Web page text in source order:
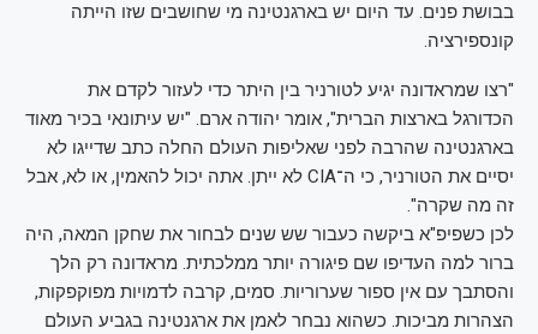
בבושת פנים. עד היום יש בארגנטינה מי שחושבים שזו הייתה
קונספירציה.
"רצו שמראדונה יגיע לטורניר בין היתר כדי לעזור לקדם את
הכדורגל בארצות הברית", אומר יהודה ארם. "יש עיתונאי בכיר מאוד
בארגנטינה שהרבה לפני שאליפות העולם החלה כתב שדייגו לא
יסיים את הטורניר, כי ה־CIA לא ייתן. אתה יכול להאמין, או לא, אבל
זה מה שקרה".
לכן כשפיפ"א ביקשה כעבור שש שנים לבחור את שחקן המאה, היה
ברור למה העדיפו שם פיגורה יותר ממלכתית. מראדונה רק הלך
והסתבך עם אין ספור שערוריות. סמים, קרבה לדמויות מפוקפקות,
הצהרות מביכות. כשהוא נבחר לאמן את ארגנטינה בגביע העולם